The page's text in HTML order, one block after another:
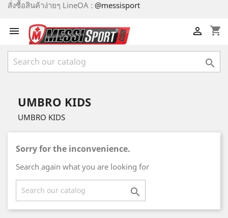
สั่งซื้อสินค้าง่ายๆ LineOA : @messisport
 shopping_cart


UMBRO KIDS
UMBRO KIDS
Sorry for the inconvenience.
Search again what you are looking for
